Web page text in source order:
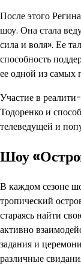
После этого
шоу. Она стала
сила и воля». Ее
способность
ее одной из самых
Участие в
Тодоренко и
телеведущей и
Шоу
В каждом сезоне
тропический
стараясь найти
активно
задания и
различные